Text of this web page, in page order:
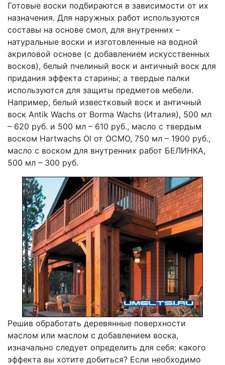
Готовые воски подбираются в зависимости от их
назначения. Для наружных работ используются
составы на основе смол, для внутренних –
натуральные воски и изготовленные на водной
акриловой основе (с добавлением искусственных
восков), белый пчелиный воск и античный воск для
придания эффекта старины; а твердые палки
используются для защиты предметов мебели.
Например, белый известковый воск и античный
воск Antik Wachs от Borma Wachs (Италия), 500 мл
– 620 руб. и 500 мл – 610 руб., масло с твердым
воском Hartwachs Ol от ОСМО, 750 мл – 1900 руб.,
масло с воском для внутренних работ БЕЛИНКА,
500 мл – 300 руб.
Решив обработать деревянные поверхности
маслом или маслом с добавлением воска,
изначально следует определить для себя: какого
эффекта вы хотите добиться? Если необходимо